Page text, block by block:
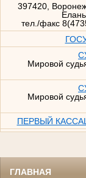
397420,
тел./факс
Мировой
Мировой
ПЕРВЫЙ
ГЛАВНАЯ